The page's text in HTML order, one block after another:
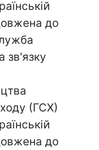
до
зв'язку
(ГСХ)
до